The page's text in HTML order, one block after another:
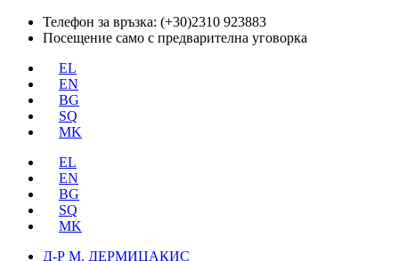
Преминете
към
Телефон за връзка: (+30)2310 923883
Посещение само с предварителна уговорка
EL
EN
BG
SQ
MK
EL
EN
BG
SQ
MK
Д-Р М. ДЕРМИЦАКИС